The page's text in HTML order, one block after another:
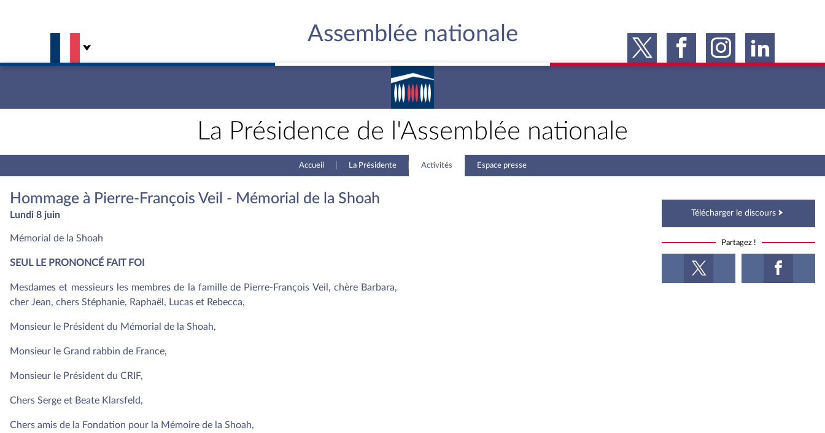
Assemblée nationale
La Présidence de l'Assemblée nationale
Accueil La Présidente Activités Espace presse
Hommage à Pierre-François Veil - Mémorial de la Shoah
Lundi 8 juin
Mémorial de la Shoah
SEUL LE PRONONCÉ FAIT FOI
Mesdames et messieurs les membres de la famille de Pierre-François Veil, chère Barbara,
cher Jean, chers Stéphanie, Raphaël, Lucas et Rebecca,
Monsieur le Président du Mémorial de la Shoah,
Monsieur le Grand rabbin de France,
Monsieur le Président du CRIF,
Chers Serge et Beate Klarsfeld,
Chers amis de la Fondation pour la Mémoire de la Shoah,
Télécharger le discours
Partagez !